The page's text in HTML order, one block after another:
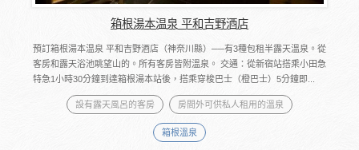
箱根湯本温泉 平和吉野酒店
預訂箱根湯本温泉 平和吉野酒店（神奈川縣）──有3種包租半露天溫泉。從
客房和露天浴池眺望山的。所有客房皆附溫泉。 交通：從新宿站搭乘小田急
特急1小時30分鐘到達箱根湯本站後，搭乘穿梭巴士（橙巴士）5分鐘即...
設有露天風呂的客房 房間外可供私人租用的溫泉
箱根溫泉